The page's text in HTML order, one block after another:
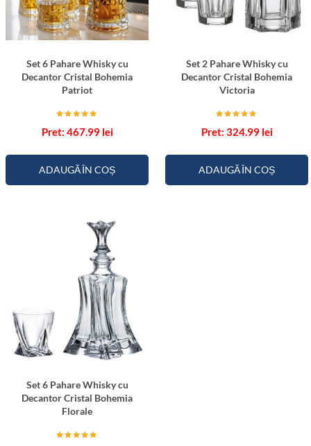
a
n
Set 6 Pahare Whisky cu
Decantor Cristal Bohemia
Patriot
5.00
467.99 lei
ADAUGĂ ÎN COȘ
Set 2 Pahare Whisky cu
Decantor Cristal Bohemia
Victoria
5.00
324.99 lei
ADAUGĂ ÎN COȘ
Set 6 Pahare Whisky cu
Decantor Cristal Bohemia
Florale